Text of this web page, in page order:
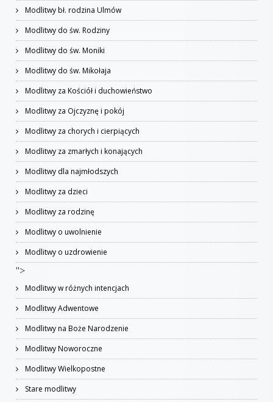
Modlitwy bł. rodzina Ulmów
Modlitwy do św. Rodziny
Modlitwy do św. Moniki
Modlitwy do św. Mikołaja
Modlitwy za Kościół i duchowieństwo
Modlitwy za Ojczyznę i pokój
Modlitwy za chorych i cierpiących
Modlitwy za zmarłych i konających
Modlitwy dla najmłodszych
Modlitwy za dzieci
Modlitwy za rodzinę
Modlitwy o uwolnienie
Modlitwy o uzdrowienie
">
Modlitwy w różnych intencjach
Modlitwy Adwentowe
Modlitwy na Boże Narodzenie
Modlitwy Noworoczne
Modlitwy Wielkopostne
Stare modlitwy